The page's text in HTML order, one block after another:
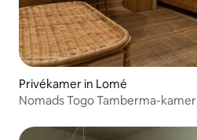
Privékamer in Lomé
Nomads Togo Tamberma-kamer